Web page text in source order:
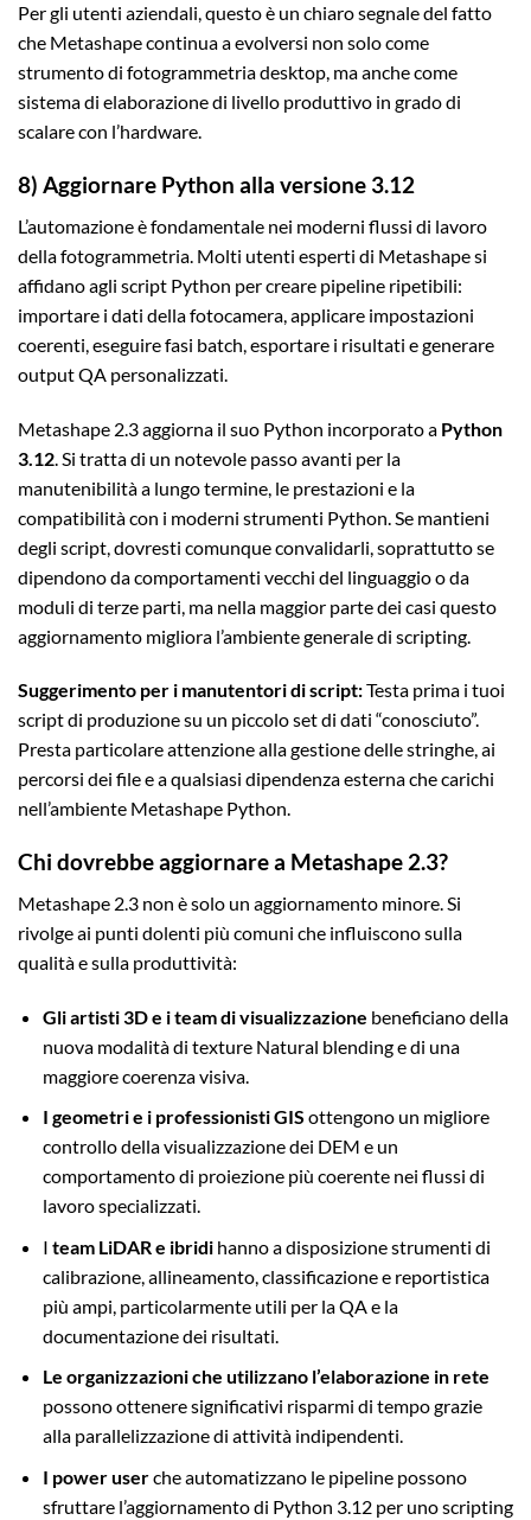
Per gli utenti aziendali, questo è un chiaro segnale del fatto
che Metashape continua a evolversi non solo come
strumento di fotogrammetria desktop, ma anche come
sistema di elaborazione di livello produttivo in grado di
scalare con l’hardware.
8) Aggiornare Python alla versione 3.12
L’automazione è fondamentale nei moderni flussi di lavoro
della fotogrammetria. Molti utenti esperti di Metashape si
affidano agli script Python per creare pipeline ripetibili:
importare i dati della fotocamera, applicare impostazioni
coerenti, eseguire fasi batch, esportare i risultati e generare
output QA personalizzati.
Metashape 2.3 aggiorna il suo Python incorporato a Python
3.12 . Si tratta di un notevole passo avanti per la
manutenibilità a lungo termine, le prestazioni e la
compatibilità con i moderni strumenti Python. Se mantieni
degli script, dovresti comunque convalidarli, soprattutto se
dipendono da comportamenti vecchi del linguaggio o da
moduli di terze parti, ma nella maggior parte dei casi questo
aggiornamento migliora l’ambiente generale di scripting.
Suggerimento per i manutentori di script:Testa prima i tuoi
script di produzione su un piccolo set di dati “conosciuto”.
Presta particolare attenzione alla gestione delle stringhe, ai
percorsi dei file e a qualsiasi dipendenza esterna che carichi
nell’ambiente Metashape Python.
Chi dovrebbe aggiornare a Metashape 2.3?
Metashape 2.3 non è solo un aggiornamento minore. Si
rivolge ai punti dolenti più comuni che influiscono sulla
qualità e sulla produttività:
Gli artisti 3D e i team di visualizzazione beneficiano della
nuova modalità di texture Natural blending e di una
maggiore coerenza visiva.
I geometri e i professionisti GIS ottengono un migliore
controllo della visualizzazione dei DEM e un
comportamento di proiezione più coerente nei flussi di
lavoro specializzati.
I team LiDAR e ibridihanno a disposizione strumenti di
calibrazione, allineamento, classificazione e reportistica
più ampi, particolarmente utili per la QA e la
documentazione dei risultati.
Le organizzazioni che utilizzano l’elaborazione in rete
possono ottenere significativi risparmi di tempo grazie
alla parallelizzazione di attività indipendenti.
I power userche automatizzano le pipeline possono
sfruttare l’aggiornamento di Python 3.12 per uno scripting